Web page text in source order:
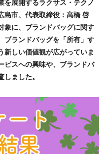
を展開するラクサス・テクノ
島市、代表取締役：高橋 啓
象に、ブランドバッグに関す
ブランドバッグを「所有」す
新しい価値観が広がっていま
ビスへの興味や、ブランドバ
ました。